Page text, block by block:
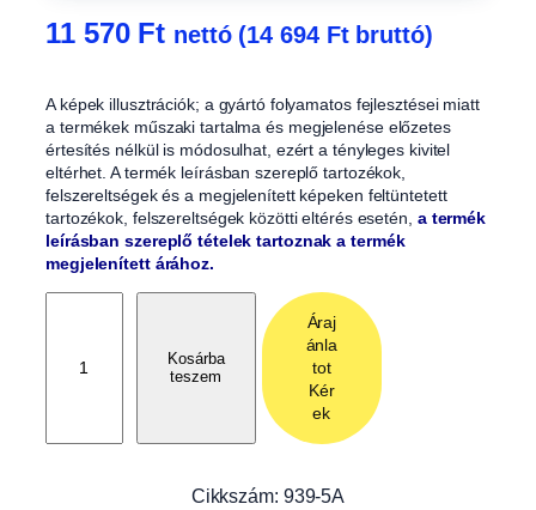
11 570 Ft nettó (14 694 Ftbruttó)
A képek illusztrációk; a gyártó folyamatos fejlesztései miatt
a termékek műszaki tartalma és megjelenése előzetes
értesítés nélkül is módosulhat, ezért a tényleges kivitel
eltérhet. A termék leírásban szereplő tartozékok,
felszereltségek és a megjelenített képeken feltüntetett
tartozékok, felszereltségek közötti eltérés esetén, a termék
leírásban szereplő tételek tartoznak a termék
megjelenített árához.
Kosárba
teszem
Áraj
ánla
tot
Kér
ek
Cikkszám: 939-5A